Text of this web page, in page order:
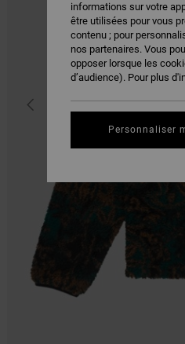
informations sur votre
être utilisées pour vous
contenu ; pour
nos partenaires. Vous
opposer lorsque les
d’audience). Pour plus
Personnaliser